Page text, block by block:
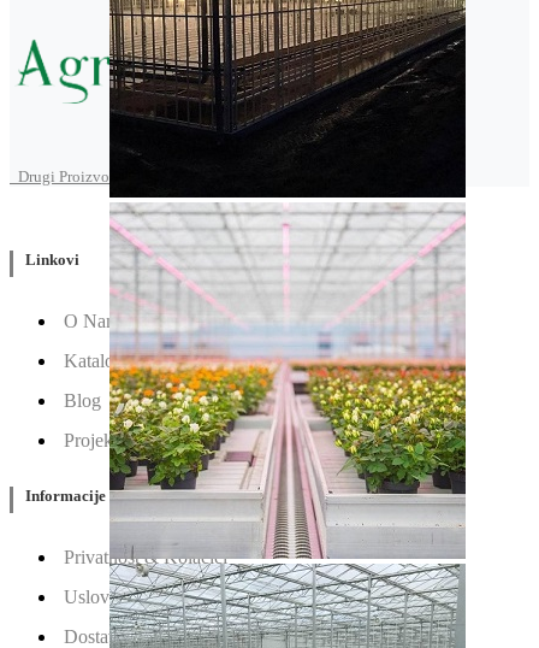
Drugi Proizvodi od Agroarm
Linkovi
O Nama
Katalozi
Blog
Projektovanje / Izgradnja
Informacije
Privatnost & Kolačići
Uslovi Korišćenja
Dostava & Povraćaj